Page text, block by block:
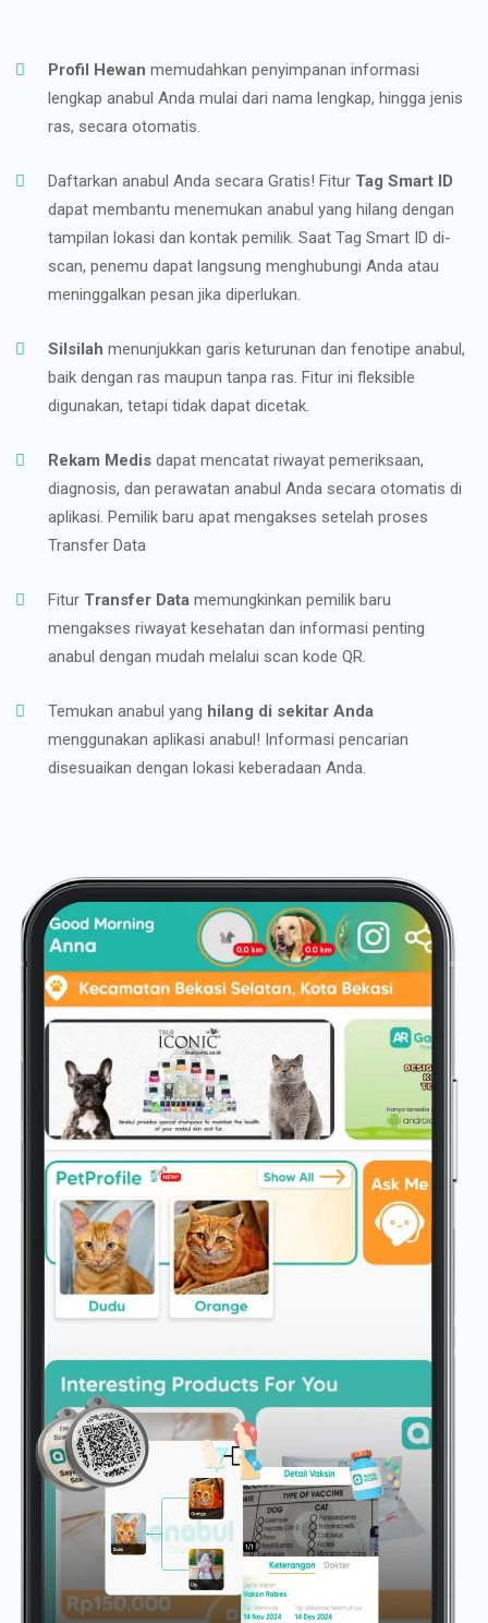
Profil Hewan memudahkan penyimpanan informasi
lengkap anabul Anda mulai dari nama lengkap, hingga jenis
ras, secara otomatis.
Daftarkan anabul Anda secara Gratis! Fitur Tag Smart ID
dapat membantu menemukan anabul yang hilang dengan
tampilan lokasi dan kontak pemilik. Saat Tag Smart ID di-
scan, penemu dapat langsung menghubungi Anda atau
meninggalkan pesan jika diperlukan.
Silsilah menunjukkan garis keturunan dan fenotipe anabul,
baik dengan ras maupun tanpa ras. Fitur ini fleksible
digunakan, tetapi tidak dapat dicetak.
Rekam Medis dapat mencatat riwayat pemeriksaan,
diagnosis, dan perawatan anabul Anda secara otomatis di
aplikasi. Pemilik baru apat mengakses setelah proses
Transfer Data
Fitur Transfer Data memungkinkan pemilik baru
mengakses riwayat kesehatan dan informasi penting
anabul dengan mudah melalui scan kode QR.
Temukan anabul yang hilang di sekitar Anda
menggunakan aplikasi anabul! Informasi pencarian
disesuaikan dengan lokasi keberadaan Anda.